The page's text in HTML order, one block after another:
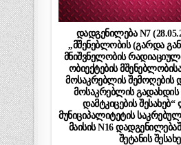
დადგენილება N7
,,მშენებლობის (გარდა
მნიშვნელობის
ობიექტების
მოსაკრებლის შემოღების
მოსაკრებლის გადახდის
დამტკიცების
მუნიციპალიტეტის
მაისის N16
შეტანის